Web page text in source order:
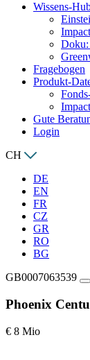
Wissens-
Doku:
Fragebogen
Produkt-
Gute
Login
CH
DE
EN
FR
CZ
GR
RO
BG
GB0007063539
Phoenix
€ 8 Mio